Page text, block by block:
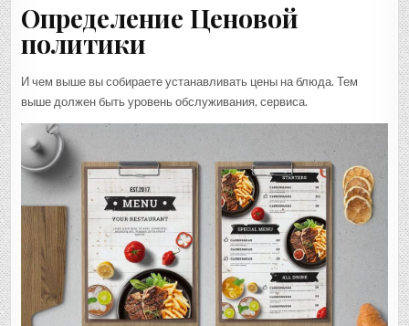
Определение Ценовой
политики
И чем выше вы собираете устанавливать цены на блюда. Тем
выше должен быть уровень обслуживания, сервиса.